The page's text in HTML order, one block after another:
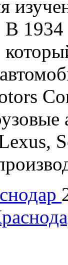
1934